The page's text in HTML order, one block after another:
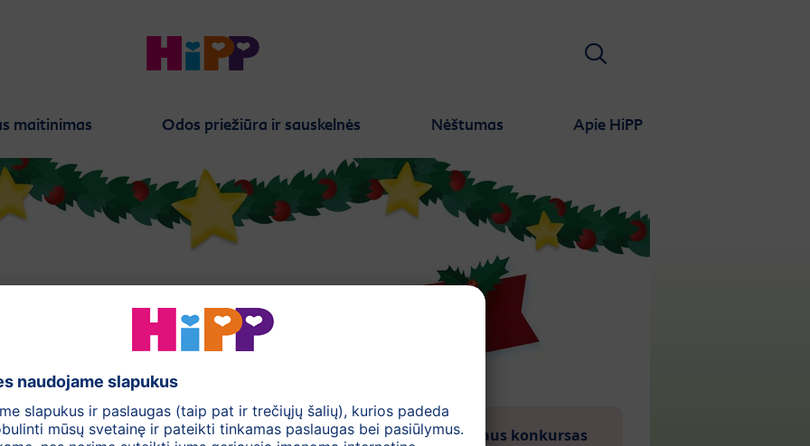
maitinimas Odos priežiūra ir sauskelnės Nėštumas Apie HiPP
Ieškoti
pabandyti dar kartą ir prisiminti, kad "Advent" kalendoriaus konkursas